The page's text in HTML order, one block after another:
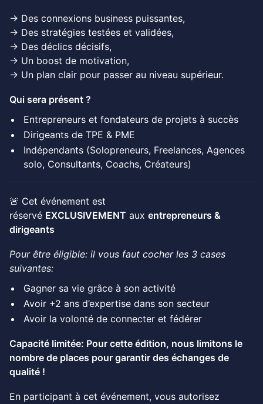
→ Des connexions business puissantes,
→ Des stratégies testées et validées,
→ Des déclics décisifs,
→ Un boost de motivation,
→ Un plan clair pour passer au niveau supérieur.
Qui sera présent ?
Entrepreneurs et fondateurs de projets à succès
Dirigeants de TPE & PME
Indépendants (Solopreneurs, Freelances, Agences
solo, Consultants, Coachs, Créateurs)
🚨 Cet événement est
réservé EXCLUSIVEMENT aux entrepreneurs &
dirigeants
Pour être éligible: il vous faut cocher les 3 cases
suivantes:
Gagner sa vie grâce à son activité
Avoir +2 ans d’expertise dans son secteur
Avoir la volonté de connecter et fédérer
Capacité limitée: Pour cette édition, nous limitons le
nombre de places pour garantir des échanges de
qualité !
En participant à cet événement, vous autorisez